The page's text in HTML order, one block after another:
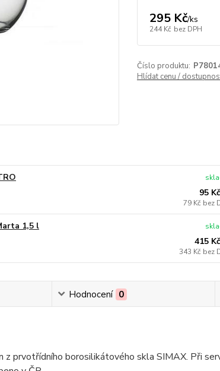
295 Kč/ks
244 Kč bez DPH
Číslo produktu:
Hlídat cenu /
95
79 Kč bez
1,5 l
415
343 Kč bez
Hodnocení 0
z prvotřídního borosilikátového skla SIMAX. Při